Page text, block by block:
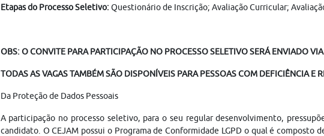
Etapas do Processo Seletivo:Questionário de Inscrição; Avaliação Curricular;
OBS: O CONVITE PARA PARTICIPAÇÃO NO PROCESSO SELETIVO SERÁ ENVIADO
TODAS AS VAGAS TAMBÉM SÃO DISPONÍVEIS PARA PESSOAS COM DEFICIÊNCIA E
Da Proteção de Dados Pessoais
A participação no processo seletivo, para o seu regular desenvolvimento,
candidato. O CEJAM possui o Programa de Conformidade LGPD o qual é